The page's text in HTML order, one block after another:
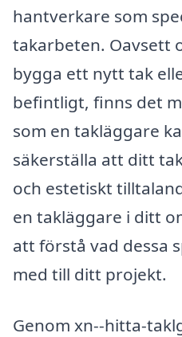
hantverkare som
takarbeten. Oavsett
bygga ett nytt tak
befintligt, finns det
som en takläggare
säkerställa att ditt
och estetiskt
en takläggare i ditt
att förstå vad dessa
med till ditt projekt.
Genom xn--hitta-